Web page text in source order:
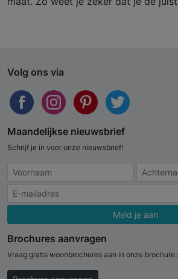
Volg ons via
Maandelijkse nieuwsbrief
Schrijf je in voor onze nieuwsbrief!
Meld je aan
Brochures aanvragen
Vraag gratis woonbrochures aan in onze brochure